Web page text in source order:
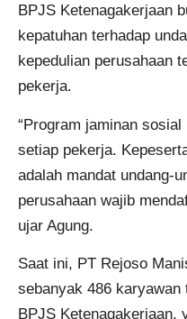
BPJS Ketenagakerjaan
kepatuhan terhadap
kepedulian perusahaan
pekerja.
“Program jaminan
setiap pekerja.
adalah mandat undang-
perusahaan wajib
ujar Agung.
Saat ini, PT Rejoso
sebanyak 486
BPJS Ketenagakerjaan,